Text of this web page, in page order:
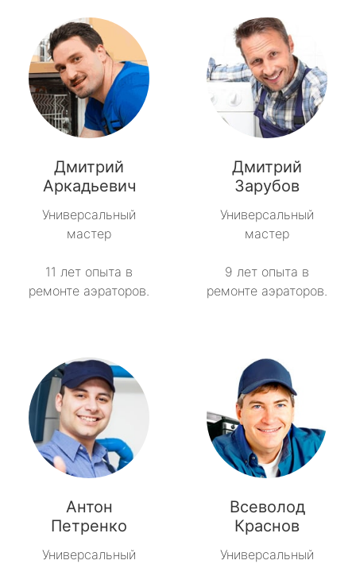
Дмитрий
Аркадьевич
Универсальный
мастер
11 лет опыта в
ремонте аэраторов.
Дмитрий
Зарубов
Универсальный
мастер
9 лет опыта в
ремонте аэраторов.
Антон
Петренко
Универсальный
Всеволод
Краснов
Универсальный